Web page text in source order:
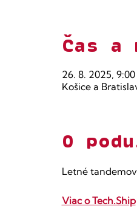
Čas a
26. 8. 2025,
Košice a
O
Letné
Viac o Tech.Ship